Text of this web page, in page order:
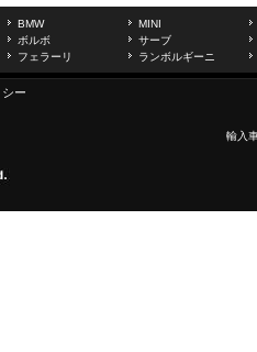
BMW
MINI
ボルボ
サーブ
フェラーリ ランボルギーニ
ー
輸入